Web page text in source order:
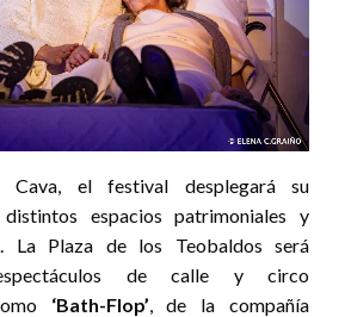
el festival desplegará su
espacios patrimoniales y
La Plaza de los Teobaldos será
de calle y circo
‘Bath-Flop’, de la compañía